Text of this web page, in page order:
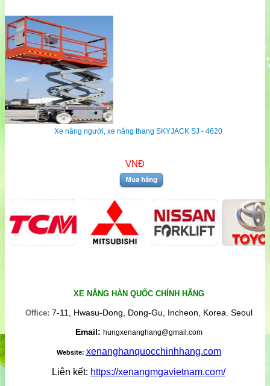
Xe nâng người, xe nâng thang SKYJACK SJ - 4620
VNĐ
XE NÂNG HÀN QUỐC CHÍNH HÃNG
Office: 7-11, Hwasu-Dong, Dong-Gu, Incheon, Korea. Seoul
Email: hungxenanghang@gmail.com
Website: xenanghanquocchinhhang.com
Liên kết: https://xenangmgavietnam.com/